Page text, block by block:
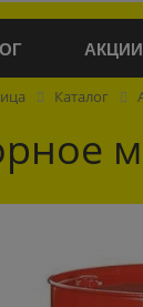
АКЦИИ
Каталог